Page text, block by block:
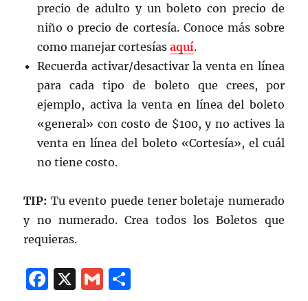
precio de adulto y un boleto con precio de
niño o precio de cortesía. Conoce más sobre
como manejar cortesíasaquí.
Recuerda activar/desactivar la venta en línea
para cada tipo de boleto que crees, por
ejemplo, activa la venta en línea del boleto
«general» con costo de $100, y no actives la
venta en línea del boleto «Cortesía», el cuál
no tiene costo.
TIP: Tu evento puede tener boletaje numerado
y no numerado. Crea todos los Boletos que
requieras.
F
X
G